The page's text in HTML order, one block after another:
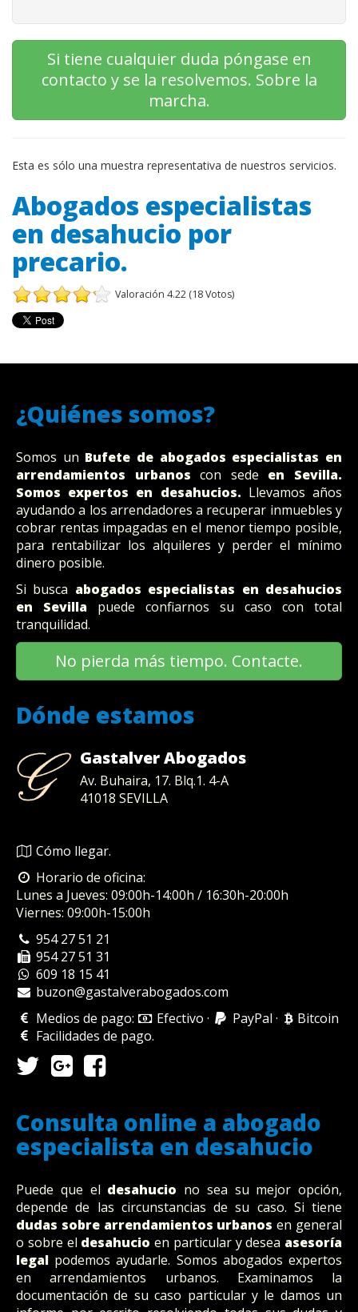
Si tiene cualquier duda póngase en
contacto y se la resolvemos. Sobre la
marcha.
Esta es sólo una muestra representativa de nuestros servicios.
Abogados especialistas
en desahucio por
precario.
Valoración 4.22 (18 Votos)
¿Quiénes somos?
Somos un Bufete de abogados especialistas en
arrendamientos urbanos con sede en Sevilla.
Somos expertos en desahucios. Llevamos años
ayudando a los arrendadores a recuperar inmuebles y
cobrar rentas impagadas en el menor tiempo posible,
para rentabilizar los alquileres y perder el mínimo
dinero posible.
Si busca abogados especialistas en desahucios
en Sevilla puede confiarnos su caso con total
tranquilidad.
No pierda más tiempo. Contacte.
Dónde estamos
Gastalver Abogados
Av. Buhaira, 17. Blq.1. 4-A
41018 SEVILLA
Cómo llegar.
Horario de oficina:
Lunes a Jueves: 09:00h-14:00h / 16:30h-20:00h
Viernes: 09:00h-15:00h
954 27 51 21
954 27 51 31
609 18 15 41
buzon@gastalverabogados.com
Medios de pago:
Efectivo · PayPal ·
Bitcoin
Facilidades de pago.
Consulta online a abogado
especialista en desahucio
Puede que el desahucio no sea su mejor opción,
depende de las circunstancias de su caso. Si tiene
dudas sobre arrendamientos urbanos en general
o sobre el desahucio en particular y desea asesoría
legal podemos ayudarle. Somos abogados expertos
en arrendamientos urbanos. Examinamos la
documentación de su caso particular y le damos un